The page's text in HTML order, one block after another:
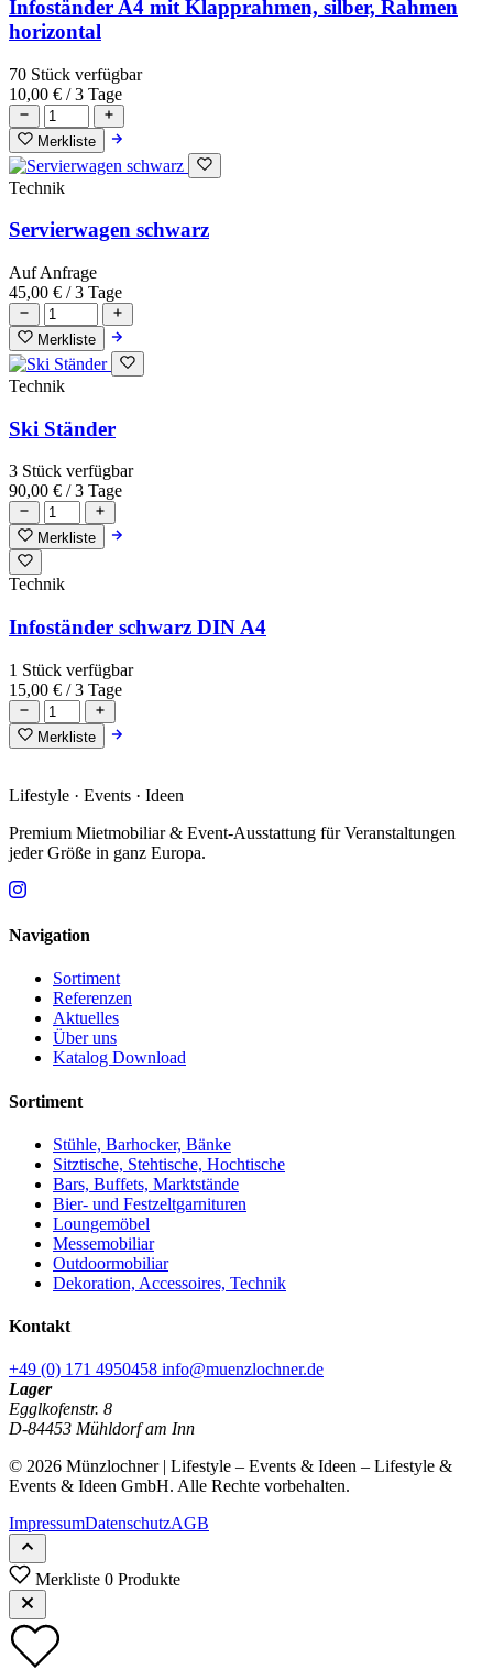
Infoständer A4 mit Klapprahmen, silber, Rahmen
horizontal
70 Stück verfügbar
10,00 € / 3 Tage
Merkliste
Technik
Servierwagen schwarz
Auf Anfrage
45,00 € / 3 Tage
Merkliste
Technik
Ski Ständer
3 Stück verfügbar
90,00 € / 3 Tage
Merkliste
Technik
Infoständer schwarz DIN A4
1 Stück verfügbar
15,00 € / 3 Tage
Merkliste
Lifestyle · Events · Ideen
Premium Mietmobiliar & Event-Ausstattung für Veranstaltungen
jeder Größe in ganz Europa.
Navigation
Sortiment
Referenzen
Aktuelles
Über uns
Katalog Download
Sortiment
Stühle, Barhocker, Bänke
Sitztische, Stehtische, Hochtische
Bars, Buffets, Marktstände
Bier- und Festzeltgarnituren
Loungemöbel
Messemobiliar
Outdoormobiliar
Dekoration, Accessoires, Technik
Kontakt
+49 (0) 171 4950458 info@muenzlochner.de
Lager
Egglkofenstr. 8
D-84453 Mühldorf am Inn
© 2026 Münzlochner | Lifestyle – Events & Ideen – Lifestyle &
Events & Ideen GmbH. Alle Rechte vorbehalten.
ImpressumDatenschutzAGB
Merkliste 0 Produkte